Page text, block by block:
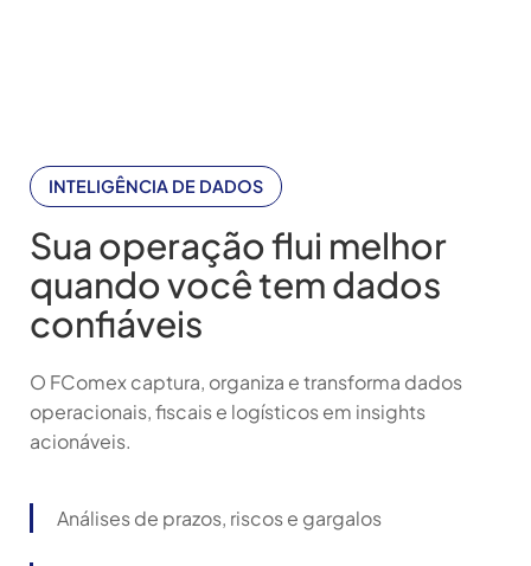
INTELIGÊNCIA DE DADOS
Sua operação flui melhor
quando você tem dados
confiáveis
O FComex captura, organiza e transforma dados
operacionais, fiscais e logísticos em insights
acionáveis.
Análises de prazos, riscos e gargalos